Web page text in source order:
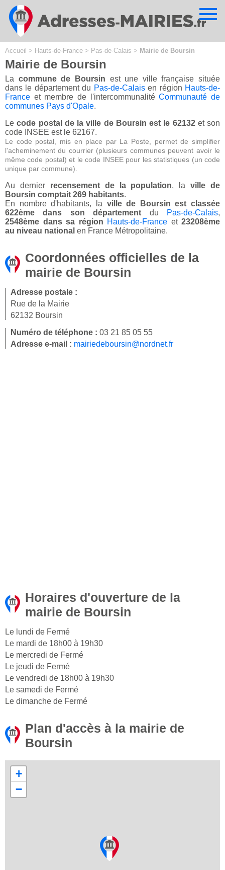
Accueil > Hauts-de-France > Pas-de-Calais > Mairie de Boursin
Mairie de Boursin
La commune de Boursin est une ville française située
dans le département du Pas-de-Calaisen région Hauts-de-
France et membre de l'intercommunalitéCommunauté de
communes Pays d'Opale.
Lecode postal de la ville de Boursin est le 62132et son
code INSEE est le 62167.
Le code postal, mis en place par La Poste, permet de simplifier
l'acheminement du courrier (plusieurs communes peuvent avoir le
même code postal) et le code INSEE pour les statistiques (un code
unique par commune).
Au dernier recensement de la population, laville de
Boursin comptait 269 habitants.
En nombre d'habitants, la ville de Boursin est classée
622ème dans son département du Pas-de-Calais,
2548ème dans sa région Hauts-de-France et 23208ème
au niveau national en France Métropolitaine.
Coordonnées officielles de la
mairie de Boursin
Adresse postale :
Rue de la Mairie
62132 Boursin
Numéro de téléphone : 03 21 85 05 55
Adresse e-mail : mairiedeboursin@nordnet.fr
Horaires d'ouverture de la
mairie de Boursin
Le lundi de Fermé
Le mardi de 18h00 à 19h30
Le mercredi de Fermé
Le jeudi de Fermé
Le vendredi de 18h00 à 19h30
Le samedi de Fermé
Le dimanche de Fermé
Plan d'accès à la mairie de
Boursin
+
−
Cookies management panel